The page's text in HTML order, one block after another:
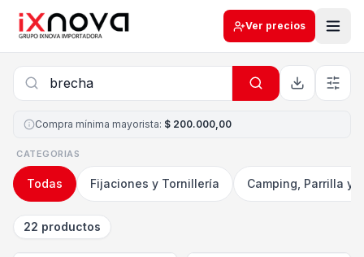
Ver precios
Compra mínima mayorista: $ 200.000,00
CATEGORIAS
Todas Fijaciones y Tornillería Camping, Parrilla y
22 productos